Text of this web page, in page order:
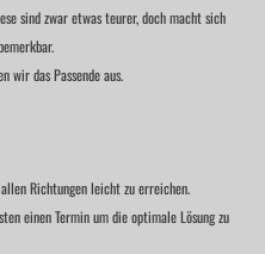
sind zwar etwas teurer, doch macht sich
wir das Passende aus.
Richtungen leicht zu erreichen.
einen Termin um die optimale Lösung zu